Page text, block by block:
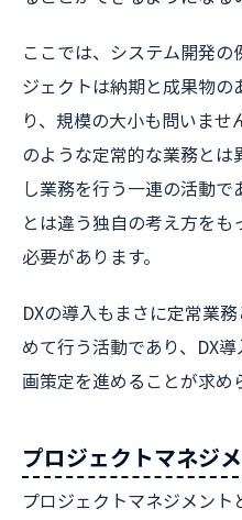
ここでは、システム開発
ジェクトは納期と成果物の
り、規模の大小も問いま
のような定常的な業務と
し業務を行う一連の活動
とは違う独自の考え方を
必要があります。
DXの導入もまさに定常業
めて行う活動であり、DX
画策定を進めることが求め
プロジェクトマネジ
プロジェクトマネジメント